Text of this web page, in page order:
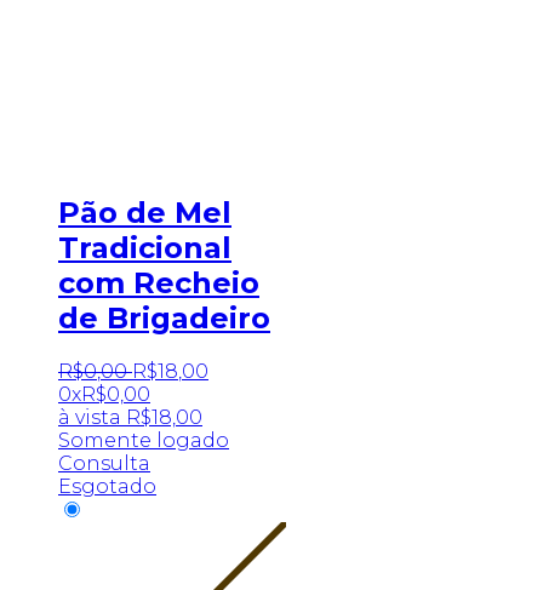
Pão de Mel
Tradicional
com Recheio
de Brigadeiro
R$0,00 R$18,00
0xR$0,00
à vista R$18,00
Somente logado
Consulta
Esgotado